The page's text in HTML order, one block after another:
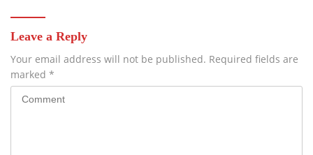
Leave a Reply
Your email address will not be published. Required fields are
marked *